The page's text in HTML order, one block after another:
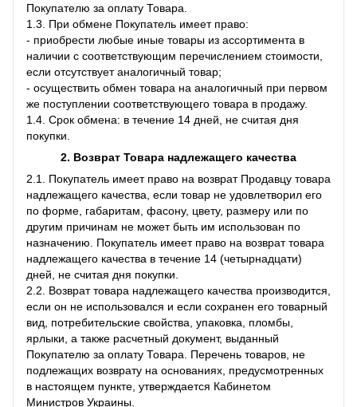
Покупателю за оплату Товара.
1.3. При обмене Покупатель имеет право:
- приобрести любые иные товары из ассортимента в
наличии с соответствующим перечислением стоимости,
если отсутствует аналогичный товар;
- осуществить обмен товара на аналогичный при первом
же поступлении соответствующего товара в продажу.
1.4. Срок обмена: в течение 14 дней, не считая дня
покупки.
2. Возврат Товара надлежащего качества
2.1. Покупатель имеет право на возврат Продавцу товара
надлежащего качества, если товар не удовлетворил его
по форме, габаритам, фасону, цвету, размеру или по
другим причинам не может быть им использован по
назначению. Покупатель имеет право на возврат товара
надлежащего качества в течение 14 (четырнадцати)
дней, не считая дня покупки.
2.2. Возврат товара надлежащего качества производится,
если он не использовался и если сохранен его товарный
вид, потребительские свойства, упаковка, пломбы,
ярлыки, а также расчетный документ, выданный
Покупателю за оплату Товара. Перечень товаров, не
подлежащих возврату на основаниях, предусмотренных
в настоящем пункте, утверждается Кабинетом
Министров Украины.